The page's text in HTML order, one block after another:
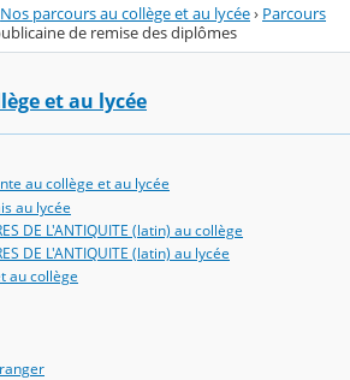
Nos parcours au collège et au lycée› Parcours
de remise des diplômes
et au lycée
au collège et au lycée
au lycée
DE L'ANTIQUITE (latin) au collège
DE L'ANTIQUITE (latin) au lycée
au collège